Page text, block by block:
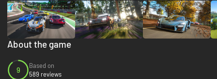
About the game
9
Based on
589 reviews